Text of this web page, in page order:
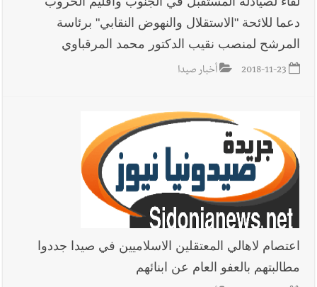
أخبار لبنان
مقدمات نشرات الأخبار المسائية في لبنان ليوم الجمعة
النائب أكرم شهيب الذي شدد على ضرورة التفاف جميع اللبنانيين
حول الجيش في هذه المرحلة الدقيقة
أخبار لبنان مؤسسة مياه لبنان الجنوبي : جيش العدوالاسرائيلي
يستهدف فرق المؤسسة أثناء عملهم في عيتا الجبل
بوفاة الراحل ميشال معلولي
دعما للائحة "الاستقلال والنهوض النقابي" برئاسة
المرشح لمنصب نقيب الدكتور محمد المرقباوي
2018-11-23 أخبار صيدا
اعتصام لاهالي المعتقلين الاسلاميين في صيدا جددوا
مطالبتهم بالعفو العام عن ابنائهم